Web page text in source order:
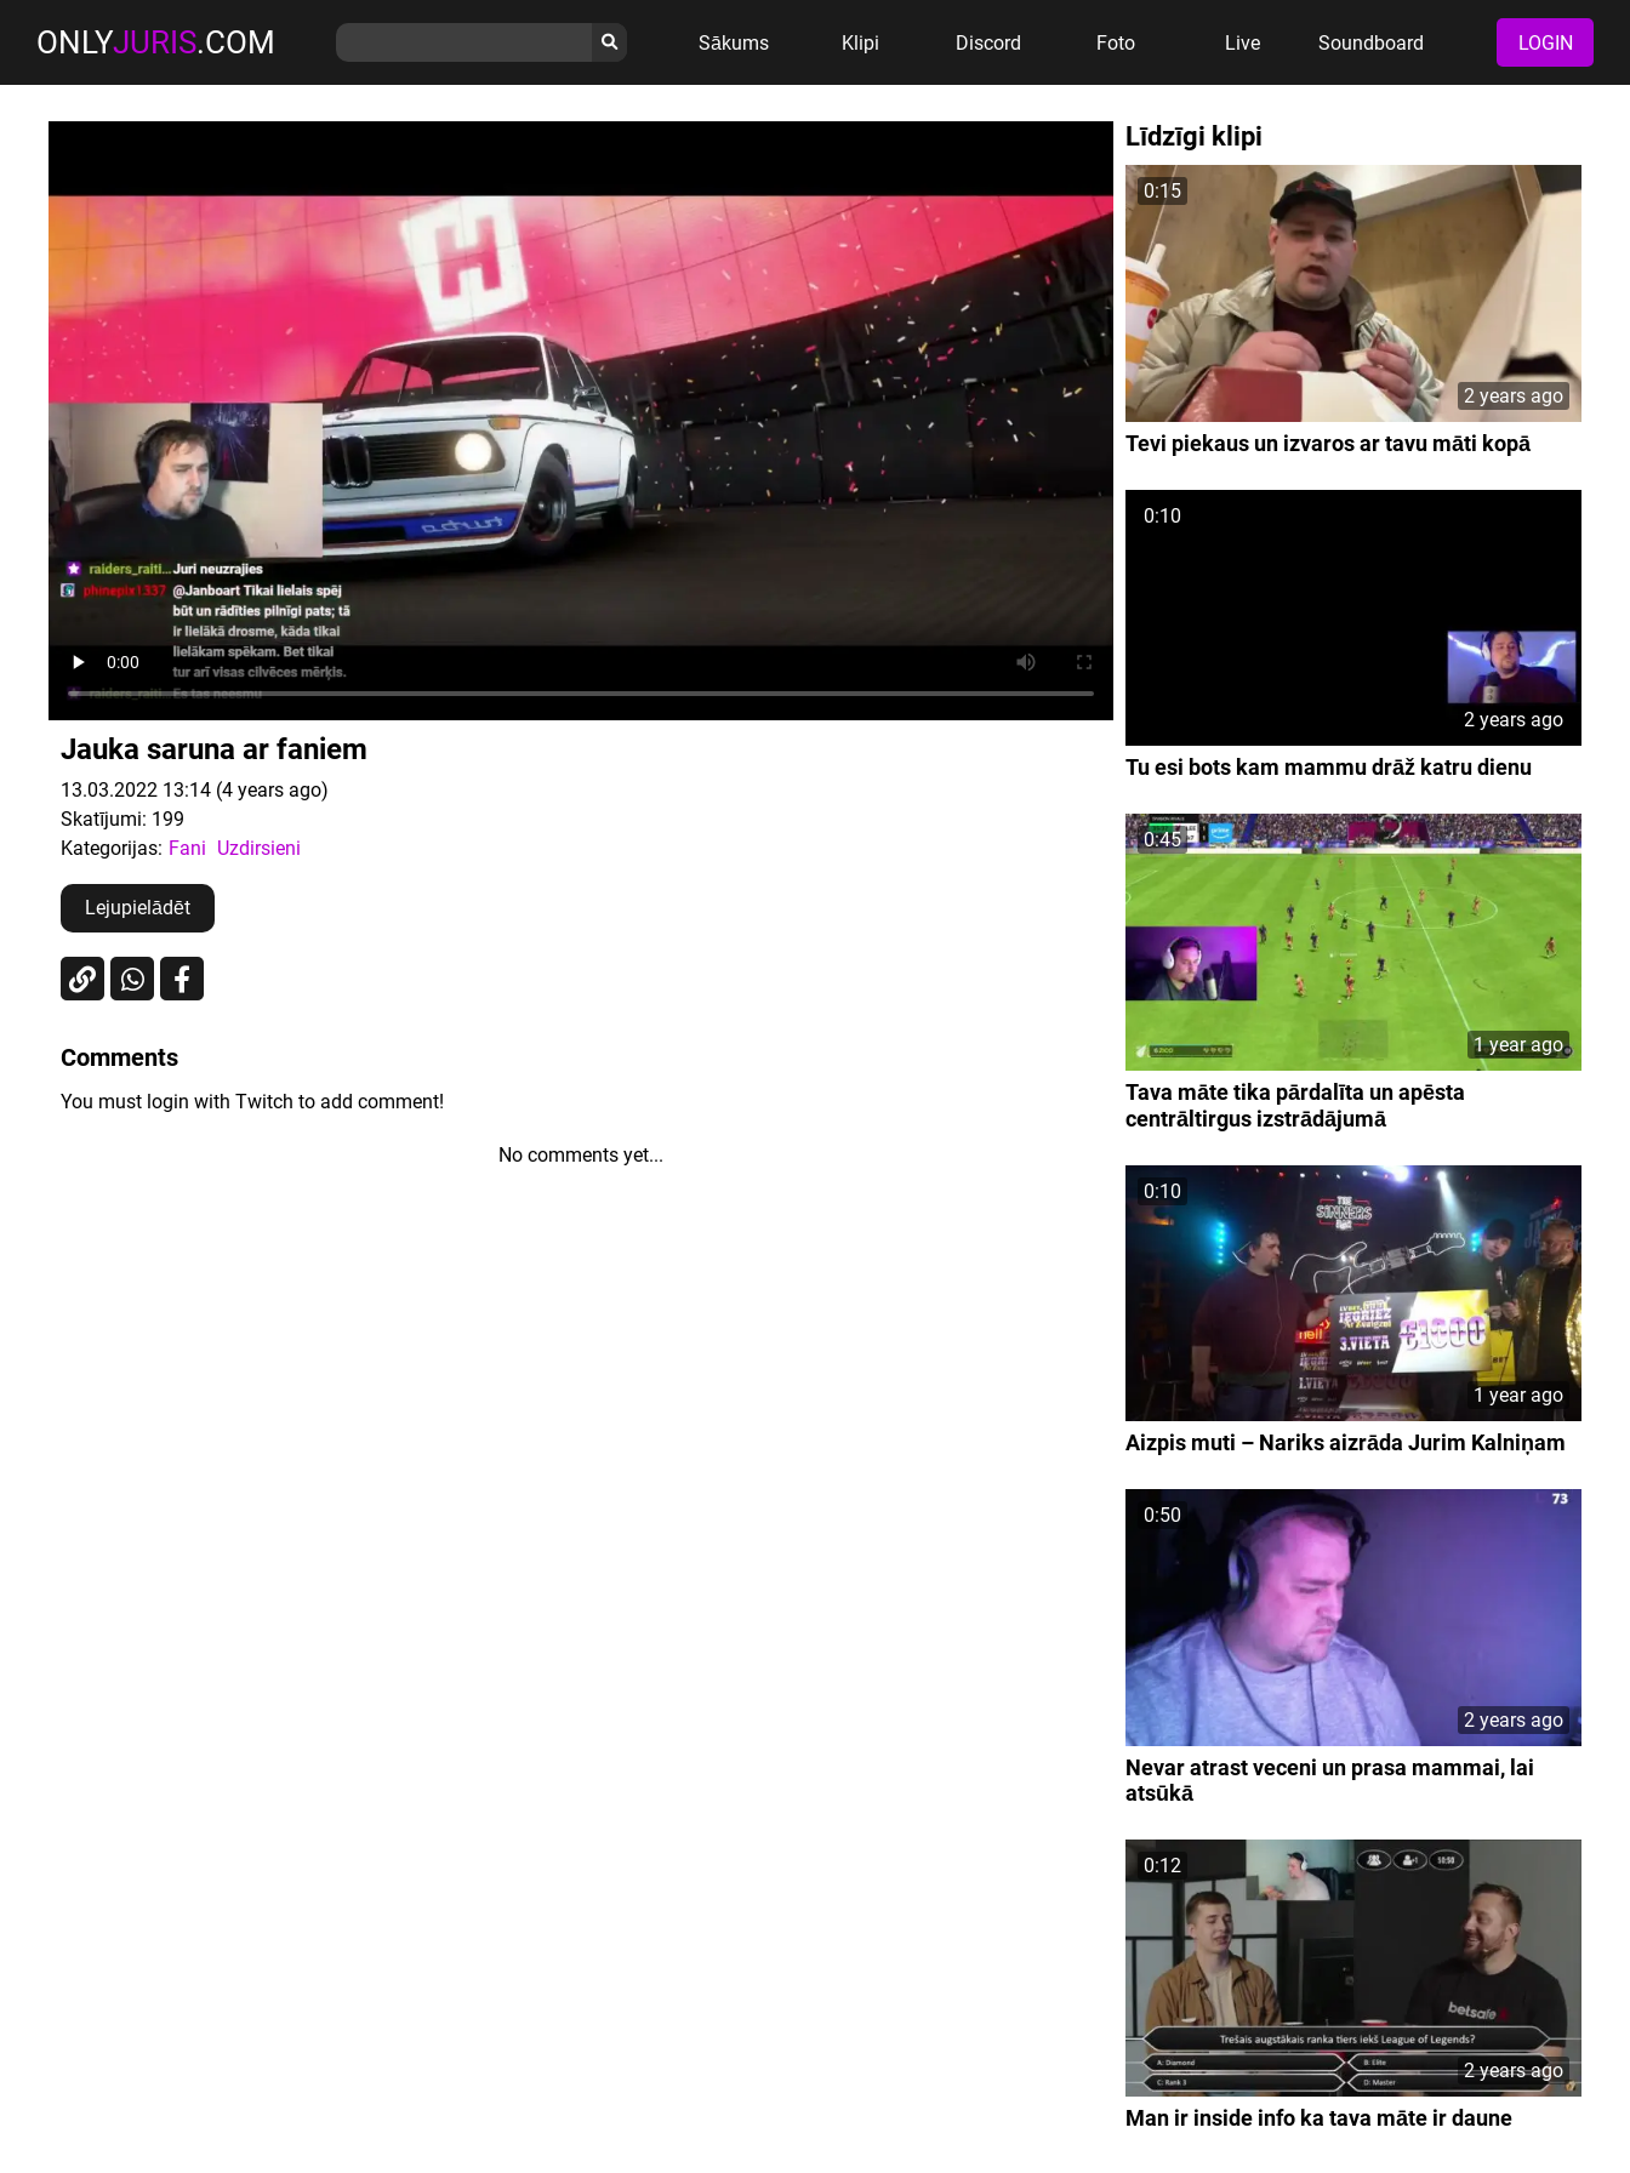
ONLYJURIS.COM Sākums Klipi Discord Foto Live Soundboard LOGIN
Jauka saruna ar faniem
13.03.2022 13:14 (4 years ago)
Skatījumi: 199
Kategorijas: Fani Uzdirsieni
Lejupielādēt
Comments
You must login with Twitch to add comment!
No comments yet...
Līdzīgi klipi
0:15
2 years ago
Tevi piekaus un izvaros ar tavu māti kopā
0:10
2 years ago
Tu esi bots kam mammu drāž katru dienu
0:45
1 year ago
Tava māte tika pārdalīta un apēsta
centrāltirgus izstrādājumā
0:10
1 year ago
Aizpis muti – Nariks aizrāda Jurim Kalniņam
0:50
2 years ago
Nevar atrast veceni un prasa mammai, lai
atsūkā
0:12
2 years ago
Man ir inside info ka tava māte ir daune